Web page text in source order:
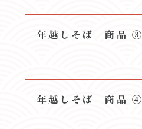
年越しそば 商品 ③
年越しそば 商品 ④